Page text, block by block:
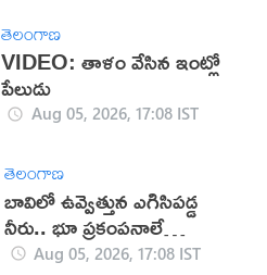
తెలంగాణ
VIDEO: తాళం వేసిన ఇంట్లో
పేలుడు
Aug 05, 2026, 17:08 IST
తెలంగాణ
బావిలో ఉవ్వెత్తున ఎగిసిపడ్డ
నీరు.. భూ ప్రకంపనాలే
కారణమా?
Aug 05, 2026, 17:08 IST